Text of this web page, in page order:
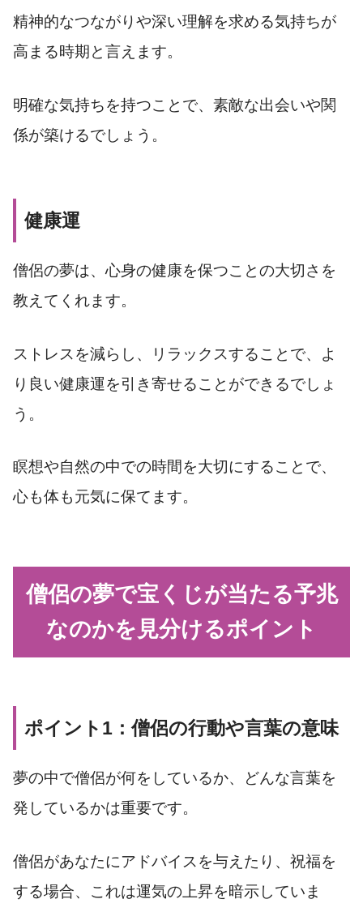
精神的なつながりや深い理解を求める気持ちが
高まる時期と言えます。
明確な気持ちを持つことで、素敵な出会いや関
係が築けるでしょう。
健康運
僧侶の夢は、心身の健康を保つことの大切さを
教えてくれます。
ストレスを減らし、リラックスすることで、よ
り良い健康運を引き寄せることができるでしょ
う。
瞑想や自然の中での時間を大切にすることで、
心も体も元気に保てます。
僧侶の夢で宝くじが当たる予兆
なのかを見分けるポイント
ポイント1：僧侶の行動や言葉の意味
夢の中で僧侶が何をしているか、どんな言葉を
発しているかは重要です。
僧侶があなたにアドバイスを与えたり、祝福を
する場合、これは運気の上昇を暗示していま